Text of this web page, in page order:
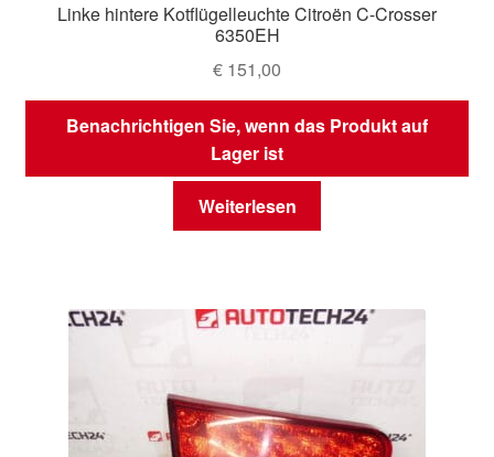
Linke hintere Kotflügelleuchte Citroën C-Crosser
6350EH
€ 151,00
Benachrichtigen Sie, wenn das Produkt auf
Lager ist
Weiterlesen